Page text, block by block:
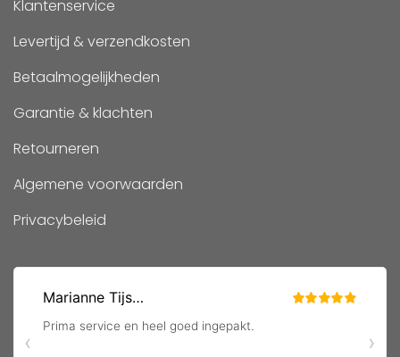
Klantenservice
Levertijd & verzendkosten
Betaalmogelijkheden
Garantie & klachten
Retourneren
Algemene voorwaarden
Privacybeleid